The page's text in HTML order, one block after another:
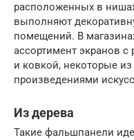
расположенных в
выполняют
помещений. В
ассортимент экранов
и ковкой, некоторые
произведениями
Из дерева
Такие фальшпанели